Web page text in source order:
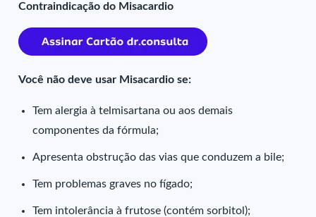
Contraindicação do Misacardio
Você não deve usar Misacardio se:
Tem alergia à telmisartana ou aos demais
componentes da fórmula;
Apresenta obstrução das vias que conduzem a bile;
Tem problemas graves no fígado;
Tem intolerância à frutose (contém sorbitol);